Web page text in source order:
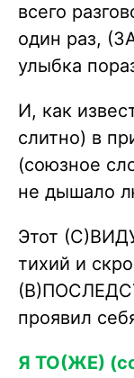
всего
один раз,
улыбка
И, как
слитно) в
(союзное
не дышало
Этот
тихий и
проявил
Я ТО(ЖЕ)